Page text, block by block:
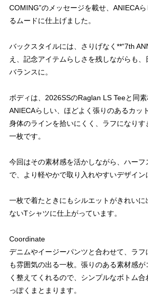
COMING”のメッセージを載せ、ANIECA
るムードに仕上げました。
バックスタイルには、さりげなく**“7th
え、記念アイテムらしさを残しながらも
バランスに。
ボディは、2026SSのRaglan LS Teeと同素
ANIECAらしい、ほどよく張りのあるカッ
身体のラインを拾いにくく、ラフになり
一枚です。
今回はその素材感を活かしながら、ハーフ
で、より軽やかで取り入れやすいデザイン
一枚で着たときにもシルエットがきれい
ないTシャツに仕上がっています。
Coordinate
デニムやイージーパンツと合わせて、ラ
も雰囲気の出る一枚。張りのある素材感が
く整えてくれるので、シンプルなボトム合
っぽくまとまります。